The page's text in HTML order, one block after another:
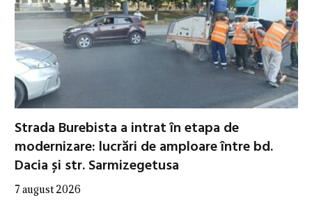
Strada Burebista a intrat în etapa de
modernizare: lucrări de amploare între bd.
Dacia și str. Sarmizegetusa
7 august 2026